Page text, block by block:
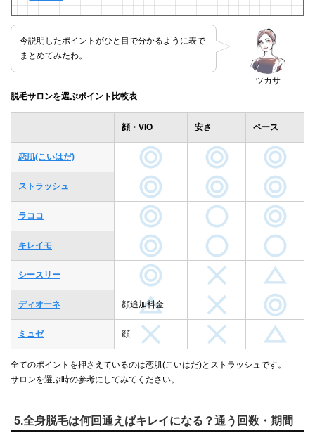
ツカサ
今説明したポイントがひと目で分かるように表で
まとめてみたわ。
脱毛サロンを選ぶポイント比較表
顔・VIO 安さ ペース
恋肌(こいはだ)
ストラッシュ
ラココ
キレイモ
シースリー
ディオーネ 顔追加料金
ミュゼ 顔
全てのポイントを押さえているのは恋肌(こいはだ)とストラッシュです。
サロンを選ぶ時の参考にしてみてください。
5.全身脱毛は何回通えばキレイになる？通う回数・期間